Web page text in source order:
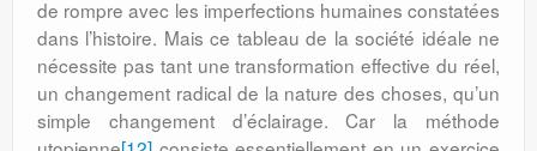
de rompre avec les imperfections humaines constatées
dans l’histoire. Mais ce tableau de la société idéale ne
nécessite pas tant une transformation effective du réel,
un changement radical de la nature des choses, qu’un
simple changement d’éclairage. Car la méthode